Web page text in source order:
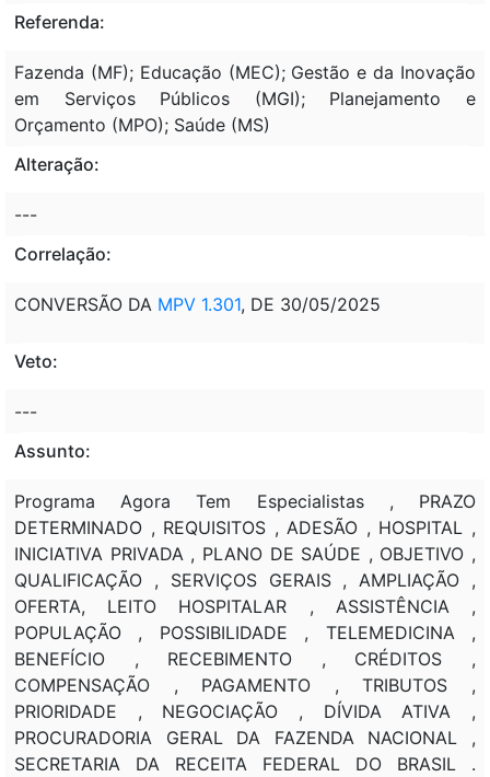
Referenda:
Fazenda (MF); Educação (MEC); Gestão e da Inovação
em Serviços Públicos (MGI); Planejamento e
Orçamento (MPO); Saúde (MS)
Alteração:
---
Correlação:
CONVERSÃO DA MPV 1.301, DE 30/05/2025
Veto:
---
Assunto:
Programa Agora Tem Especialistas , PRAZO
DETERMINADO , REQUISITOS , ADESÃO , HOSPITAL ,
INICIATIVA PRIVADA , PLANO DE SAÚDE , OBJETIVO ,
QUALIFICAÇÃO , SERVIÇOS GERAIS , AMPLIAÇÃO ,
OFERTA, LEITO HOSPITALAR , ASSISTÊNCIA ,
POPULAÇÃO , POSSIBILIDADE , TELEMEDICINA ,
BENEFÍCIO , RECEBIMENTO , CRÉDITOS ,
COMPENSAÇÃO , PAGAMENTO , TRIBUTOS ,
PRIORIDADE , NEGOCIAÇÃO , DÍVIDA ATIVA ,
PROCURADORIA GERAL DA FAZENDA NACIONAL ,
SECRETARIA DA RECEITA FEDERAL DO BRASIL .